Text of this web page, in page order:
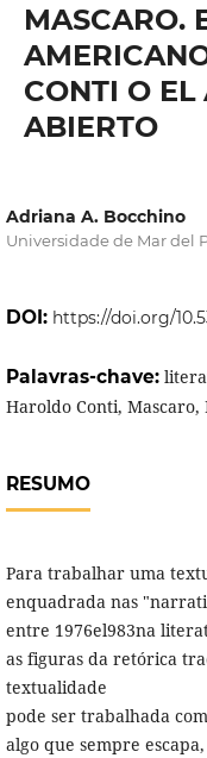
MASCARO.
CONTI O EL
ABIERTO
Adriana A. Bocchino
Universidade de Mar del
DOI: https://doi.org/
Palavras-chave:
Haroldo Conti,
RESUMO
Para trabalhar uma
enquadrada nas
entre 1976el983na
as figuras da retórica
textualidade
pode ser trabalhada
algo que sempre